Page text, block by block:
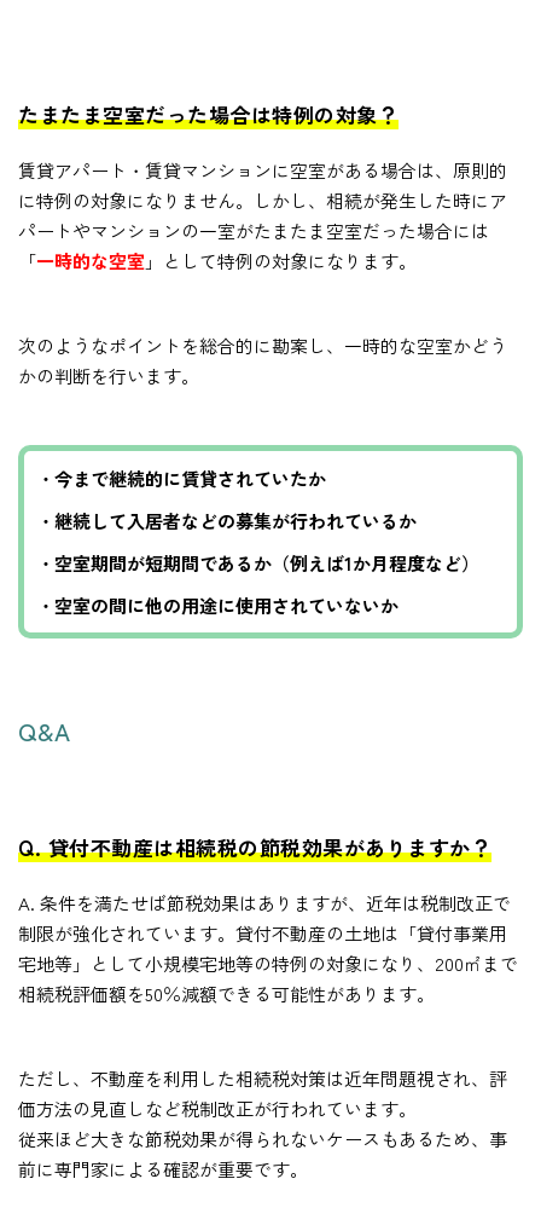
たまたま空室だった場合は特例の対象？
賃貸アパート・賃貸マンションに空室がある場合は、原則的
に特例の対象になりません。しかし、相続が発生した時にア
パートやマンションの一室がたまたま空室だった場合には
「一時的な空室 」として特例の対象になります。
次のようなポイントを総合的に勘案し、一時的な空室かどう
かの判断を行います。
・今まで継続的に賃貸されていたか
・継続して入居者などの募集が行われているか
・空室期間が短期間であるか（例えば1か月程度など）
・空室の間に他の用途に使用されていないか
Q&A
Q. 貸付不動産は相続税の節税効果がありますか？
A. 条件を満たせば節税効果はありますが、近年は税制改正で
制限が強化されています。貸付不動産の土地は「貸付事業用
宅地等」として小規模宅地等の特例の対象になり、200㎡まで
相続税評価額を50％減額できる可能性があります。
ただし、不動産を利用した相続税対策は近年問題視され、評
価方法の見直しなど税制改正が行われています。
従来ほど大きな節税効果が得られないケースもあるため、事
前に専門家による確認が重要です。